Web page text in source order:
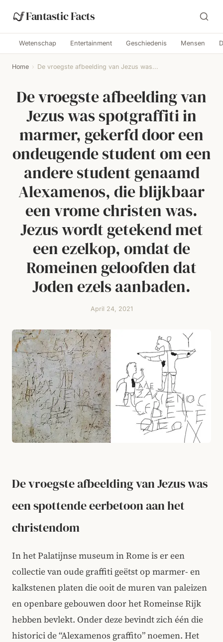
Fantastic Facts
Wetenschap Entertainment Geschiedenis Mensen
Home › De vroegste afbeelding van Jezus was...
De vroegste afbeelding van
Jezus was spotgraffiti in
marmer, gekerfd door een
ondeugende student om een
andere student genaamd
Alexamenos, die blijkbaar
een vrome christen was.
Jezus wordt getekend met
een ezelkop, omdat de
Romeinen geloofden dat
Joden ezels aanbaden.
April 24, 2021
De vroegste afbeelding van Jezus was
een spottende eerbetoon aan het
christendom
In het Palatijnse museum in Rome is er een
collectie van oude graffiti geëtst op marmer- en
kalkstenen platen die ooit de muren van paleizen
en openbare gebouwen door het Romeinse Rijk
hebben bevlekt. Onder deze bevindt zich één die
historici de “Alexamenos graffito” noemen. Het